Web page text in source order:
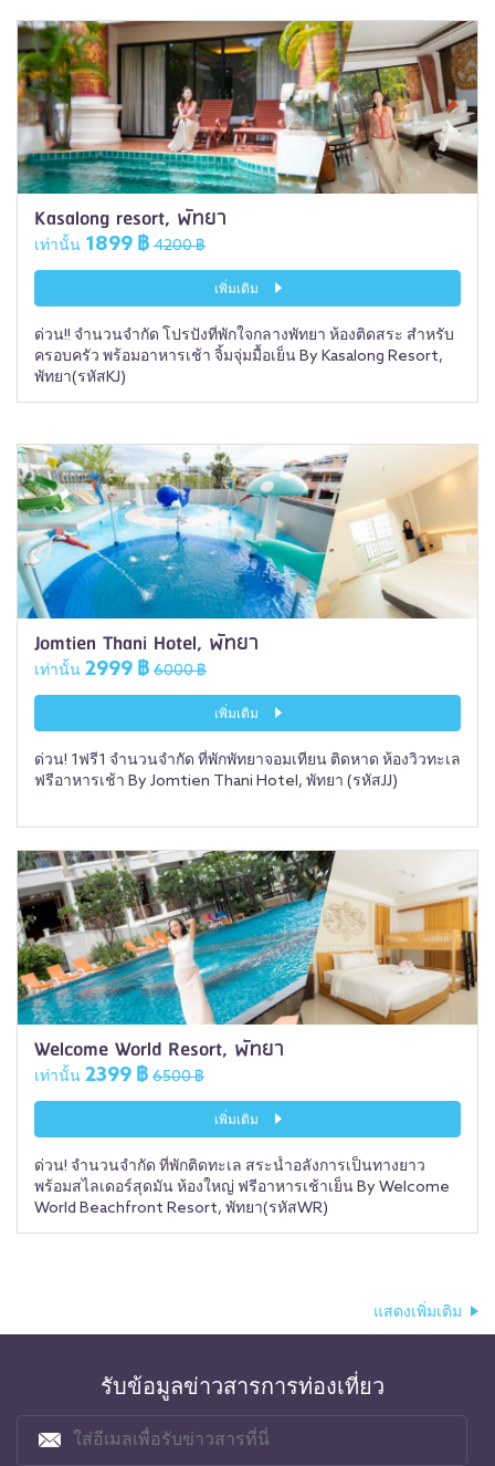
Kasalong resort, พัทยา
เท่านั้น 1899 ฿ 4200 ฿
เพิ่มเติม
ด่วน!! จำนวนจำกัด โปรปังที่พักใจกลางพัทยา ห้องติดสระ สำหรับ
ครอบครัว พร้อมอาหารเช้า จิ้มจุ่มมื้อเย็น By Kasalong Resort,
พัทยา(รหัสKJ)
Jomtien Thani Hotel, พัทยา
เท่านั้น 2999 ฿ 6000 ฿
เพิ่มเติม
ด่วน! 1ฟรี1 จำนวนจำกัด ที่พักพัทยาจอมเทียน ติดหาด ห้องวิวทะเล
ฟรีอาหารเช้า By Jomtien Thani Hotel, พัทยา (รหัสJJ)
Welcome World Resort, พัทยา
เท่านั้น 2399 ฿ 6500 ฿
เพิ่มเติม
ด่วน! จำนวนจำกัด ที่พักติดทะเล สระน้ำอลังการเป็นทางยาว
พร้อมสไลเดอร์สุดมัน ห้องใหญ่ ฟรีอาหารเช้าเย็น By Welcome
World Beachfront Resort, พัทยา(รหัสWR)
แสดงเพิ่มเติม
รับข้อมูลข่าวสารการท่องเที่ยว